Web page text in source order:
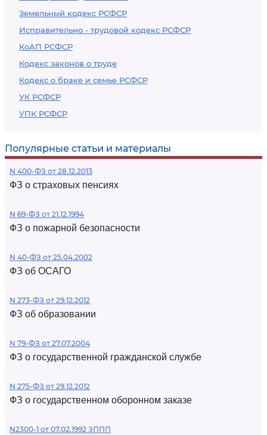
Земельный кодекс РСФСР
Исправительно - трудовой кодекс РСФСР
КоАП РСФСР
Кодекс законов о труде
Кодекс о браке и семье РСФСР
УК РСФСР
УПК РСФСР
Популярные статьи и материалы
N 400-ФЗ от 28.12.2013
ФЗ о страховых пенсиях
N 69-ФЗ от 21.12.1994
ФЗ о пожарной безопасности
N 40-ФЗ от 25.04.2002
ФЗ об ОСАГО
N 273-ФЗ от 29.12.2012
ФЗ об образовании
N 79-ФЗ от 27.07.2004
ФЗ о государственной гражданской службе
N 275-ФЗ от 29.12.2012
ФЗ о государственном оборонном заказе
N2300-1 от 07.02.1992 ЗППП